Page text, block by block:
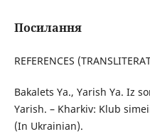
Посилання
REFERENCES
Bakalets Ya., Yarish Ya. Iz
Yarish. – Kharkiv: Klub
(In Ukrainian).